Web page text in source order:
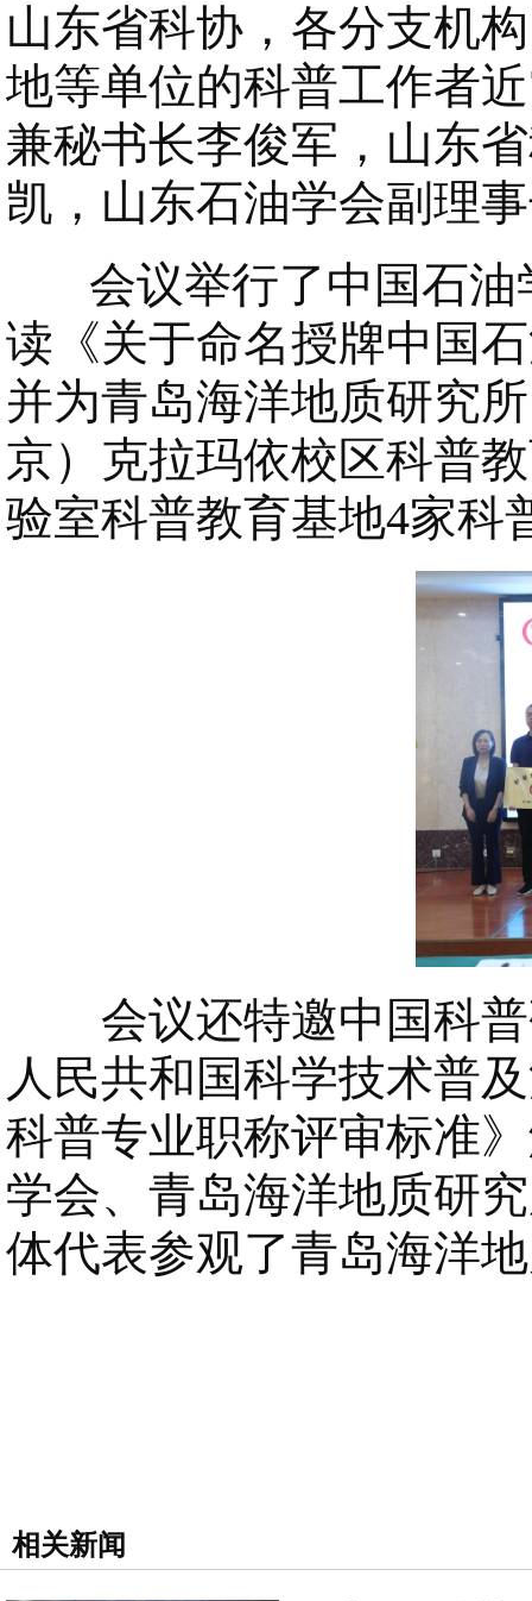
山东省科协，各分支机
地等单位的科普工作者
兼秘书长李俊军，山东
凯，山东石油学会副理
会议举行了中国石油
读《关于命名授牌中国
并为青岛海洋地质研究
京）克拉玛依校区科普
验室科普教育基地4家科
会议还特邀中国科普
人民共和国科学技术普
科普专业职称评审标准
学会、青岛海洋地质研
体代表参观了青岛海洋
相关新闻